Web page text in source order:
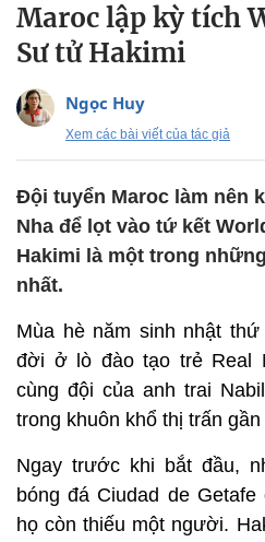
Maroc lập kỳ tích
Sư tử Hakimi
Ngọc Huy
Xem các bài viết của tác giả
Đội tuyển Maroc làm nên
Nha để lọt vào tứ kết
Hakimi là một trong
nhất.
Mùa hè năm sinh nhật
đời ở lò đào tạo trẻ Real
cùng đội của anh trai
trong khuôn khổ thị trấn
Ngay trước khi bắt đầu,
bóng đá Ciudad de
họ còn thiếu một người.